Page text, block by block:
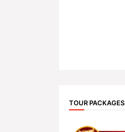
TOUR PACKAGES